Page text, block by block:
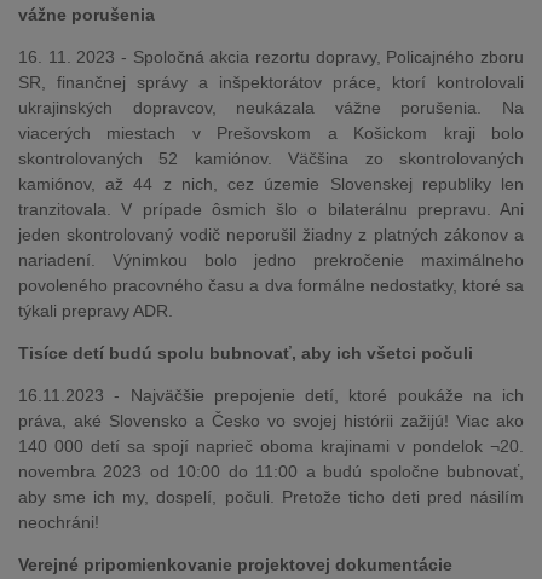
vážne porušenia
16. 11. 2023 - Spoločná akcia rezortu dopravy, Policajného zboru
SR, finančnej správy a inšpektorátov práce, ktorí kontrolovali
ukrajinských dopravcov, neukázala vážne porušenia. Na
viacerých miestach v Prešovskom a Košickom kraji bolo
skontrolovaných 52 kamiónov. Väčšina zo skontrolovaných
kamiónov, až 44 z nich, cez územie Slovenskej republiky len
tranzitovala. V prípade ôsmich šlo o bilaterálnu prepravu. Ani
jeden skontrolovaný vodič neporušil žiadny z platných zákonov a
nariadení. Výnimkou bolo jedno prekročenie maximálneho
povoleného pracovného času a dva formálne nedostatky, ktoré sa
týkali prepravy ADR.
Tisíce detí budú spolu bubnovať, aby ich všetci počuli
16.11.2023 - Najväčšie prepojenie detí, ktoré poukáže na ich
práva, aké Slovensko a Česko vo svojej histórii zažijú! Viac ako
140 000 detí sa spojí naprieč oboma krajinami v pondelok ¬20.
novembra 2023 od 10:00 do 11:00 a budú spoločne bubnovať,
aby sme ich my, dospelí, počuli. Pretože ticho deti pred násilím
neochráni!
Verejné pripomienkovanie projektovej dokumentácie